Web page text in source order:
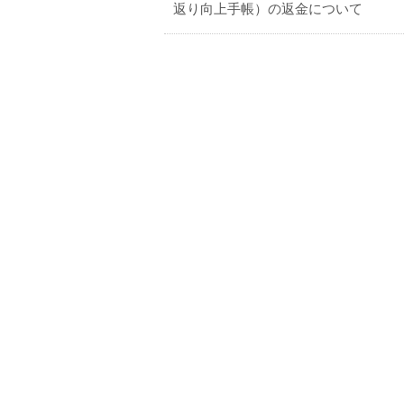
返り向上手帳）の返金について